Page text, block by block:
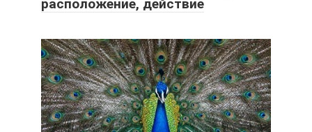
расположение, действие